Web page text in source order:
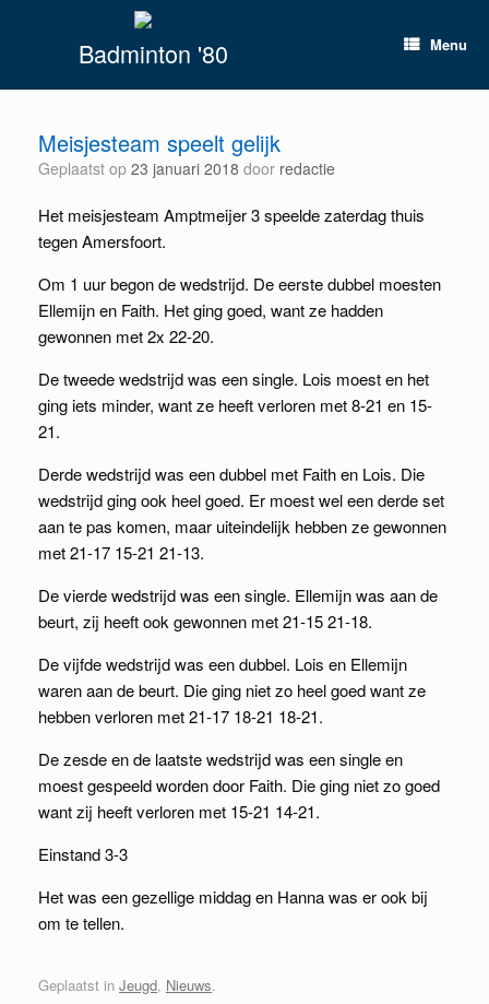
Badminton '80 Menu
Meisjesteam speelt gelijk
Geplaatst op 23 januari 2018 door redactie
Het meisjesteam Amptmeijer 3 speelde zaterdag thuis
tegen Amersfoort.
Om 1 uur begon de wedstrijd. De eerste dubbel moesten
Ellemijn en Faith. Het ging goed, want ze hadden
gewonnen met 2x 22-20.
De tweede wedstrijd was een single. Lois moest en het
ging iets minder, want ze heeft verloren met 8-21 en 15-
21.
Derde wedstrijd was een dubbel met Faith en Lois. Die
wedstrijd ging ook heel goed. Er moest wel een derde set
aan te pas komen, maar uiteindelijk hebben ze gewonnen
met 21-17 15-21 21-13.
De vierde wedstrijd was een single. Ellemijn was aan de
beurt, zij heeft ook gewonnen met 21-15 21-18.
De vijfde wedstrijd was een dubbel. Lois en Ellemijn
waren aan de beurt. Die ging niet zo heel goed want ze
hebben verloren met 21-17 18-21 18-21.
De zesde en de laatste wedstrijd was een single en
moest gespeeld worden door Faith. Die ging niet zo goed
want zij heeft verloren met 15-21 14-21.
Einstand 3-3
Het was een gezellige middag en Hanna was er ook bij
om te tellen.
Geplaatst in Jeugd, Nieuws.